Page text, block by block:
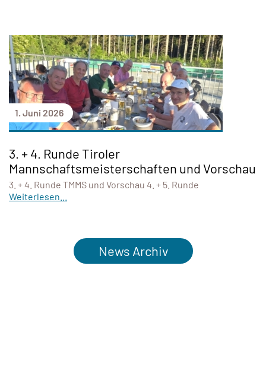
1. Juni 2026
3. + 4. Runde Tiroler
Mannschaftsmeisterschaften und Vorschau
3. + 4. Runde TMMS und Vorschau 4. + 5. Runde
Weiterlesen...
News Archiv